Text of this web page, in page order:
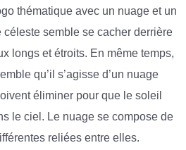
thématique avec un nuage et un
semble se cacher derrière
longs et étroits. En même temps,
qu’il s’agisse d’un nuage
éliminer pour que le soleil
le ciel. Le nuage se compose de
reliées entre elles.